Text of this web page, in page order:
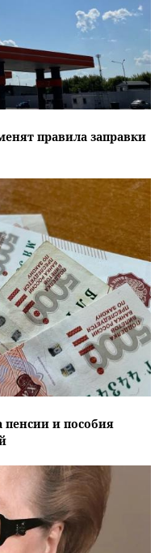
правила заправки
пенсии и пособия